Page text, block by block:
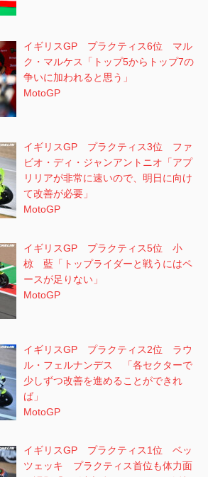
イギリスGP プラクティス6位 マル
ク・マルケス「トップ5からトップ7の
争いに加われると思う」
MotoGP
イギリスGP プラクティス3位 ファ
ビオ・ディ・ジャンアントニオ「アプ
リリアが非常に速いので、明日に向け
て改善が必要」
MotoGP
イギリスGP プラクティス5位 小
椋 藍「トップライダーと戦うにはペ
ースが足りない」
MotoGP
イギリスGP プラクティス2位 ラウ
ル・フェルナンデス 「各セクターで
少しずつ改善を進めることができれ
ば」
MotoGP
イギリスGP プラクティス1位 ベッ
ツェッキ プラクティス首位も体力面